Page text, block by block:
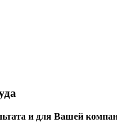
и для Вашей